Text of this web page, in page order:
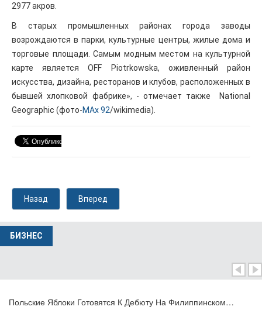
2977 акров.
В старых промышленных районах города заводы
возрождаются в парки, культурные центры, жилые дома и
торговые площади. Самым модным местом на культурной
карте является OFF Piotrkowska, оживленный район
искусства, дизайна, ресторанов и клубов, расположенных в
бывшей хлопковой фабрике», - отмечает также National
Geographic (фото-MAx 92/wikimedia).
Назад Вперед
БИЗНЕС
Польские Яблоки Готовятся К Дебюту На Филиппинском…